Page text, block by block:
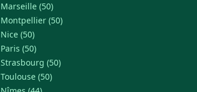
Marseille (50)
Montpellier (50)
Nice (50)
Paris (50)
Strasbourg (50)
Toulouse (50)